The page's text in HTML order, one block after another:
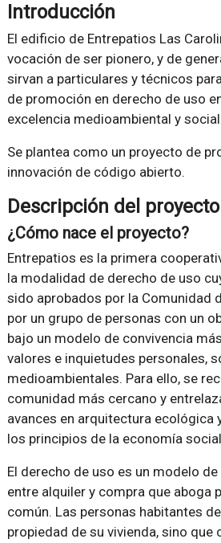
Introducción
El edificio de Entrepatios Las
vocación de ser pionero, y de
sirvan a particulares y técnicos
de promoción en derecho de uso
excelencia medioambiental y
Se plantea como un proyecto de
innovación de código abierto.
Descripción del proyecto
¿Cómo nace el proyecto?
Entrepatios es la primera
la modalidad de derecho de uso
sido aprobados por la Comunidad
por un grupo de personas con un
bajo un modelo de convivencia
valores e inquietudes personales,
medioambientales. Para ello, se
comunidad más cercano y
avances en arquitectura ecológica
los principios de la economía
El derecho de uso es un modelo
entre alquiler y compra que aboga
común. Las personas habitantes
propiedad de su vivienda, sino que